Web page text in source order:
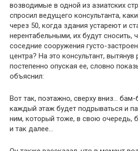
возводимые в одной из азиатских
спросил ведущего консультанта,
через 50, когда здания устареют и
нерентабельными, их будут сносить,
соседние сооружения густо-
центра? На это консультант, вытянув
постепенно опуская ее, словно
объяснил:
Вот так, поэтажно, сверху вниз…
каждый этаж будет подрываться и
ним, который тоже, в свою очередь,
и так далее…